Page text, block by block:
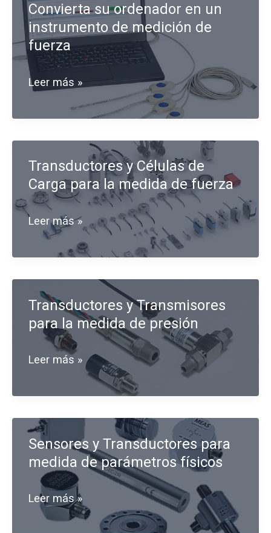
Convierta su ordenador en un
instrumento de medición de
fuerza
Convierta
un
instrumento
de
medición
de
fuerza
Leer más »
Transductores y Células de
Carga para la medida de fuerza
Transductores
Carga
para
de
fuerza
Leer más »
Transductores y Transmisores
para la medida de presión
Transductores
para
la
medida
presión
Leer más »
Sensores y Transductores para
medida de parámetros físicos
Sensores
Leer más »